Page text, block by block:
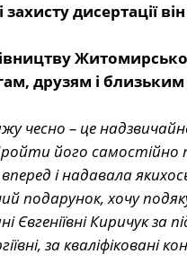
захисту дисертації
друзям і близьким
чесно – це
його
і надавала
подарунок, хочу
Киричук за
за кваліфіковані